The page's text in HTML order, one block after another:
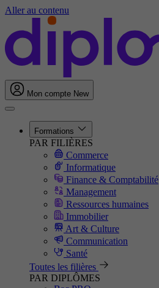
Aller au contenu
Mon compte New
Formations
PAR FILIÈRES
Commerce
Informatique
Finance & Comptabilité
Management
Ressources humaines
Immobilier
Art & Culture
Communication
Santé
Toutes les filières
PAR DIPLÔMES